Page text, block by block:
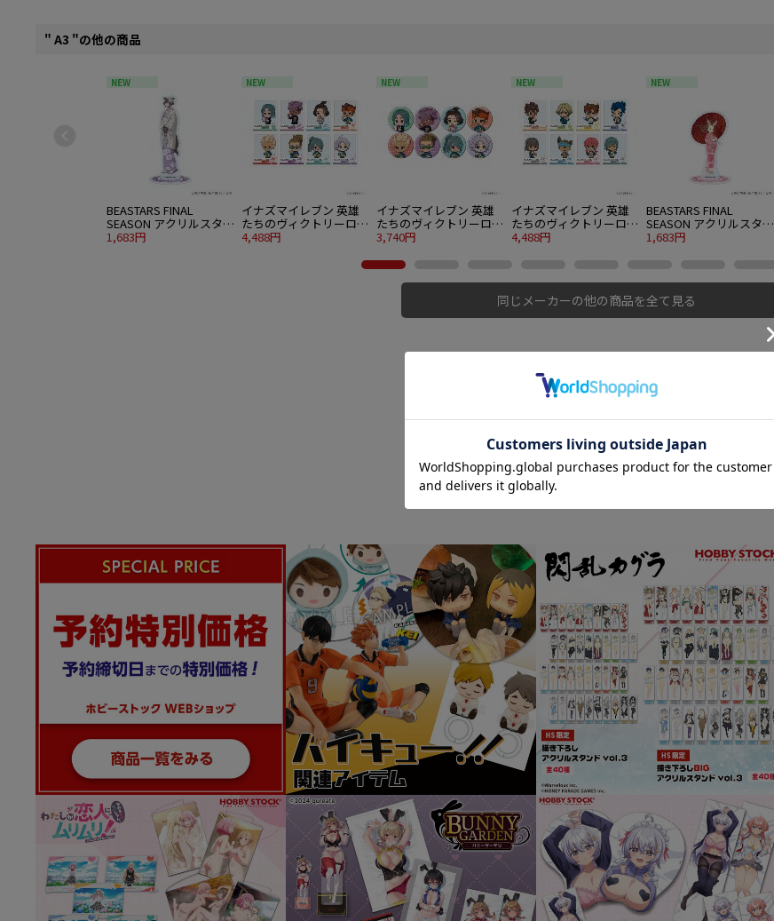
" A3 "の他の商品
NEW
BEASTARS FINAL
SEASON アクリルスタン
ド 08 ジュノ 着物ver. 描
1,683円
NEW
イナズマイレブン 英雄
たちのヴィクトリーロー
ド アクリルカード 03 食
4,488円
NEW
イナズマイレブン 英雄
たちのヴィクトリーロー
ド 缶バッジ 03 食べ歩き
8個入り1BOX
3,740円
NEW
イナズマイレブン 英雄
たちのヴィクトリーロー
ド アクリルカード 04 食
4,488円
NEW
BEASTARS FINAL
SEASON アクリルスタン
ド 06 ハル 着物ver. 描き
1,683円
同じメーカーの他の商品を全て見る